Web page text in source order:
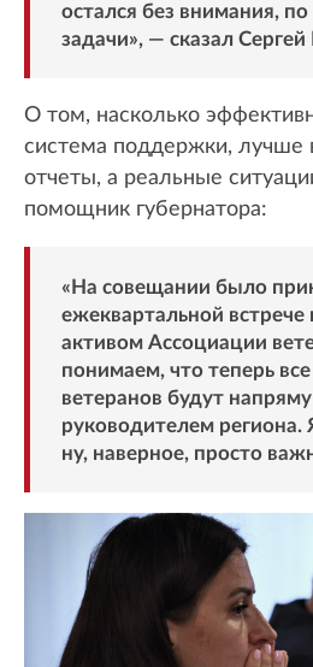
остался без внимания,
задачи», — сказал
О том, насколько
система поддержки, лучше
отчеты, а реальные
помощник губернатора:
«На совещании было
ежеквартальной встрече
активом Ассоциации
понимаем, что теперь
ветеранов будут
руководителем региона.
ну, наверное, просто